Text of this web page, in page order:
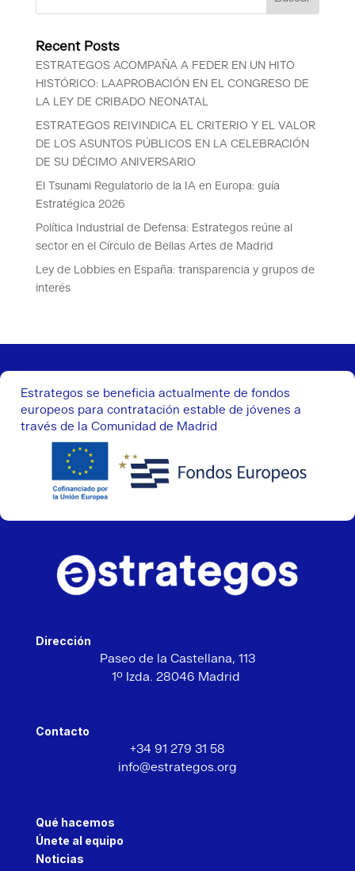
Recent Posts
ESTRATEGOS ACOMPAÑA A FEDER EN UN HITO
HISTÓRICO: LAAPROBACIÓN EN EL CONGRESO DE
LA LEY DE CRIBADO NEONATAL
ESTRATEGOS REIVINDICA EL CRITERIO Y EL VALOR
DE LOS ASUNTOS PÚBLICOS EN LA CELEBRACIÓN
DE SU DÉCIMO ANIVERSARIO
El Tsunami Regulatorio de la IA en Europa: guía
Estratégica 2026
Política Industrial de Defensa: Estrategos reúne al
sector en el Círculo de Bellas Artes de Madrid
Ley de Lobbies en España: transparencia y grupos de
interés
Estrategos se beneficia actualmente de fondos
europeos para contratación estable de jóvenes a
través de la Comunidad de Madrid
Dirección
Paseo de la Castellana, 113
1º Izda. 28046 Madrid
Contacto
+34 91 279 31 58
info@estrategos.org
Qué hacemos
Únete al equipo
Noticias